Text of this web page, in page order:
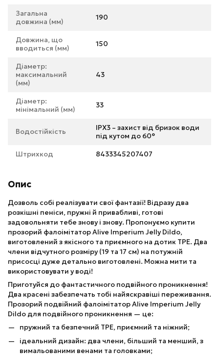
Загальна
довжина (мм)
190
Довжина, що
вводиться (мм)
150
Діаметр:
максимальний
(мм)
43
Діаметр:
мінімальний (мм)
33
Водостійкість
IPX3 – захист від бризок води
під кутом до 60°
Штрихкод 8433345207407
Опис
Дозволь собі реалізувати свої фантазії! Відразу два
розкішні пеніси, пружні й привабливі, готові
задовольняти тебе знову і знову. Пропонуємо купити
прозорий фалоімітатор Alive Imperium Jelly Dildo,
виготовлений з якісного та приємного на дотик TPE. Два
члени відчутного розміру (19 та 17 см) на потужній
присосці дуже детально виготовлені. Можна мити та
використовувати у воді!
Приготуйся до фантастичного подвійного проникнення!
Два красені забезпечать тобі найяскравіші переживання.
Прозорий подвійний фалоімітатор Alive Imperium Jelly
Dildo для подвійного проникнення — це:
пружний та безпечний TPE, приємний та ніжний;
ідеальний дизайн: два члени, більший та менший, з
вимальованими венами та головками;